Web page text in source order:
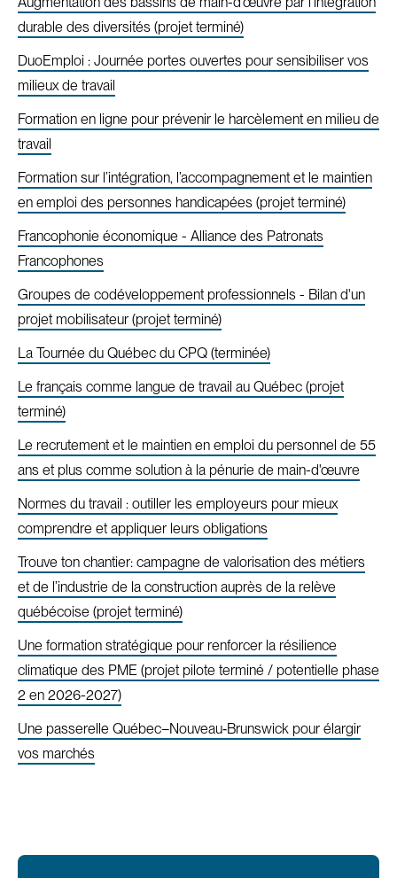
durable des diversités (projet terminé)
DuoEmploi : Journée portes ouvertes pour sensibiliser vos
milieux de travail
Formation en ligne pour prévenir le harcèlement en milieu de
travail
Formation sur l’intégration, l’accompagnement et le maintien
en emploi des personnes handicapées (projet terminé)
Francophonie économique - Alliance des Patronats
Francophones
Groupes de codéveloppement professionnels - Bilan d'un
projet mobilisateur (projet terminé)
La Tournée du Québec du CPQ (terminée)
Le français comme langue de travail au Québec (projet
terminé)
Le recrutement et le maintien en emploi du personnel de 55
ans et plus comme solution à la pénurie de main-d'œuvre
Normes du travail : outiller les employeurs pour mieux
comprendre et appliquer leurs obligations
Trouve ton chantier: campagne de valorisation des métiers
et de l’industrie de la construction auprès de la relève
québécoise (projet terminé)
Une formation stratégique pour renforcer la résilience
climatique des PME (projet pilote terminé / potentielle phase
2 en 2026-2027)
Une passerelle Québec–Nouveau‑Brunswick pour élargir
vos marchés